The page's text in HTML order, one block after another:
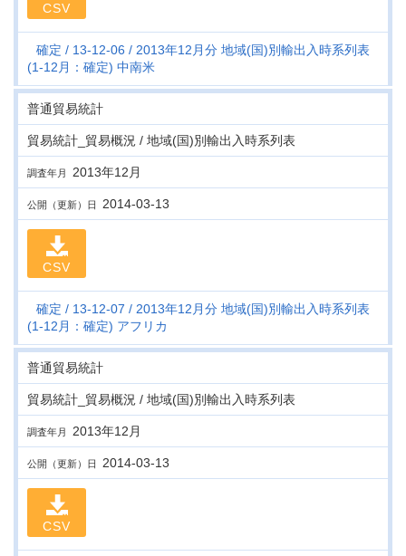
CSV
確定 13-12-06
2013年12月分 地域(国)別輸出入時系列表
(1-12月：確定) 中南米
普通貿易統計
貿易統計_貿易概況 / 地域(国)別輸出入時系列表
調査年月 2013年12月
公開（更新）日 2014-03-13
CSV
確定 13-12-07
2013年12月分 地域(国)別輸出入時系列表
(1-12月：確定) アフリカ
普通貿易統計
貿易統計_貿易概況 / 地域(国)別輸出入時系列表
調査年月 2013年12月
公開（更新）日 2014-03-13
CSV